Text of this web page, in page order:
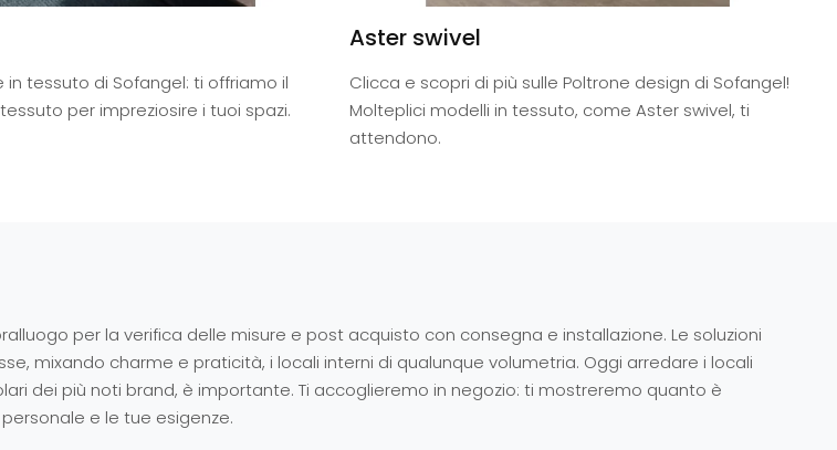
in tessuto di Sofangel: ti offriamo il
per impreziosire i tuoi spazi.
Aster swivel
Clicca e scopri di più sulle Poltrone design di Sofangel!
Molteplici modelli in tessuto, come Aster swivel, ti
attendono.
per la verifica delle misure e post acquisto con consegna e installazione. Le soluzioni
mixando charme e praticità, i locali interni di qualunque volumetria. Oggi arredare i locali
dei più noti brand, è importante. Ti accoglieremo in negozio: ti mostreremo quanto è
e le tue esigenze.